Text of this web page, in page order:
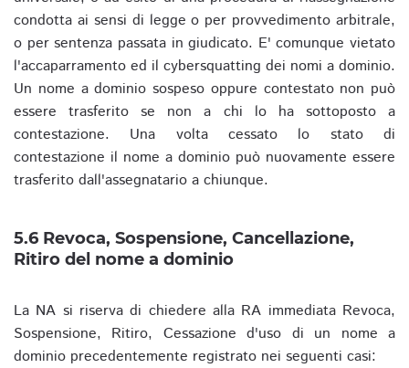
condotta ai sensi di legge o per provvedimento arbitrale,
o per sentenza passata in giudicato. E' comunque vietato
l'accaparramento ed il cybersquatting dei nomi a dominio.
Un nome a dominio sospeso oppure contestato non può
essere trasferito se non a chi lo ha sottoposto a
contestazione. Una volta cessato lo stato di
contestazione il nome a dominio può nuovamente essere
trasferito dall'assegnatario a chiunque.
5.6 Revoca, Sospensione, Cancellazione,
Ritiro del nome a dominio
La NA si riserva di chiedere alla RA immediata Revoca,
Sospensione, Ritiro, Cessazione d'uso di un nome a
dominio precedentemente registrato nei seguenti casi: